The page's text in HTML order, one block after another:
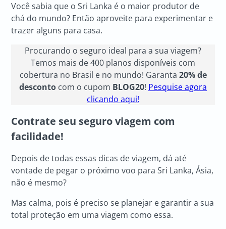
Você sabia que o Sri Lanka é o maior produtor de
chá do mundo? Então aproveite para experimentar e
trazer alguns para casa.
Procurando o seguro ideal para a sua viagem?
Temos mais de 400 planos disponíveis com
cobertura no Brasil e no mundo! Garanta 20% de
desconto com o cupom BLOG20! Pesquise agora
clicando aqui!
Contrate seu seguro viagem com
facilidade!
Depois de todas essas dicas de viagem, dá até
vontade de pegar o próximo voo para Sri Lanka, Ásia,
não é mesmo?
Mas calma, pois é preciso se planejar e garantir a sua
total proteção em uma viagem como essa.